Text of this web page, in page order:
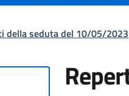
della seduta del 10/05/2023